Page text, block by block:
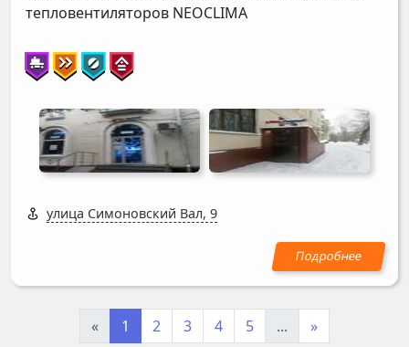
тепловентиляторов NEOCLIMA
улица Симоновский Вал, 9
« 1 2 3 4 5 ... »